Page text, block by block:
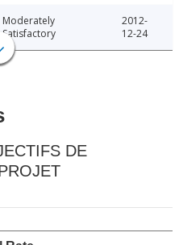
Moderately
Satisfactory
2012-
12-24
DE